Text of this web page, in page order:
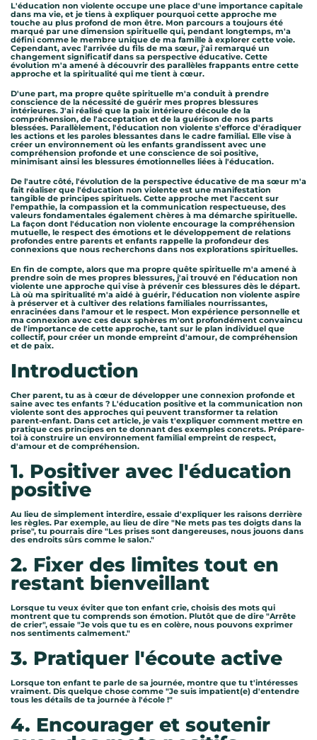
L'éducation non violente occupe une place d'une importance capitale
dans ma vie, et je tiens à expliquer pourquoi cette approche me
touche au plus profond de mon être. Mon parcours a toujours été
marqué par une dimension spirituelle qui, pendant longtemps, m'a
défini comme le membre unique de ma famille à explorer cette voie.
Cependant, avec l'arrivée du fils de ma sœur, j'ai remarqué un
changement significatif dans sa perspective éducative. Cette
évolution m'a amené à découvrir des parallèles frappants entre cette
approche et la spiritualité qui me tient à cœur.
D'une part, ma propre quête spirituelle m'a conduit à prendre
conscience de la nécessité de guérir mes propres blessures
intérieures. J'ai réalisé que la paix intérieure découle de la
compréhension, de l'acceptation et de la guérison de nos parts
blessées. Parallèlement, l'éducation non violente s'efforce d'éradiquer
les actions et les paroles blessantes dans le cadre familial. Elle vise à
créer un environnement où les enfants grandissent avec une
compréhension profonde et une conscience de soi positive,
minimisant ainsi les blessures émotionnelles liées à l'éducation.
De l'autre côté, l'évolution de la perspective éducative de ma sœur m'a
fait réaliser que l'éducation non violente est une manifestation
tangible de principes spirituels. Cette approche met l'accent sur
l'empathie, la compassion et la communication respectueuse, des
valeurs fondamentales également chères à ma démarche spirituelle.
La façon dont l'éducation non violente encourage la compréhension
mutuelle, le respect des émotions et le développement de relations
profondes entre parents et enfants rappelle la profondeur des
connexions que nous recherchons dans nos explorations spirituelles.
En fin de compte, alors que ma propre quête spirituelle m'a amené à
prendre soin de mes propres blessures, j'ai trouvé en l'éducation non
violente une approche qui vise à prévenir ces blessures dès le départ.
Là où ma spiritualité m'a aidé à guérir, l'éducation non violente aspire
à préserver et à cultiver des relations familiales nourrissantes,
enracinées dans l'amour et le respect. Mon expérience personnelle et
ma connexion avec ces deux sphères m'ont profondément convaincu
de l'importance de cette approche, tant sur le plan individuel que
collectif, pour créer un monde empreint d'amour, de compréhension
et de paix.
Introduction
Cher parent, tu as à cœur de développer une connexion profonde et
saine avec tes enfants ? L'éducation positive et la communication non
violente sont des approches qui peuvent transformer ta relation
parent-enfant. Dans cet article, je vais t'expliquer comment mettre en
pratique ces principes en te donnant des exemples concrets. Prépare-
toi à construire un environnement familial empreint de respect,
d'amour et de compréhension.
1. Positiver avec l'éducation
positive
Au lieu de simplement interdire, essaie d'expliquer les raisons derrière
les règles. Par exemple, au lieu de dire "Ne mets pas tes doigts dans la
prise", tu pourrais dire "Les prises sont dangereuses, nous jouons dans
des endroits sûrs comme le salon."
2. Fixer des limites tout en
restant bienveillant
Lorsque tu veux éviter que ton enfant crie, choisis des mots qui
montrent que tu comprends son émotion. Plutôt que de dire "Arrête
de crier", essaie "Je vois que tu es en colère, nous pouvons exprimer
nos sentiments calmement."
3. Pratiquer l'écoute active
Lorsque ton enfant te parle de sa journée, montre que tu t'intéresses
vraiment. Dis quelque chose comme "Je suis impatient(e) d'entendre
tous les détails de ta journée à l'école !"
4. Encourager et soutenir